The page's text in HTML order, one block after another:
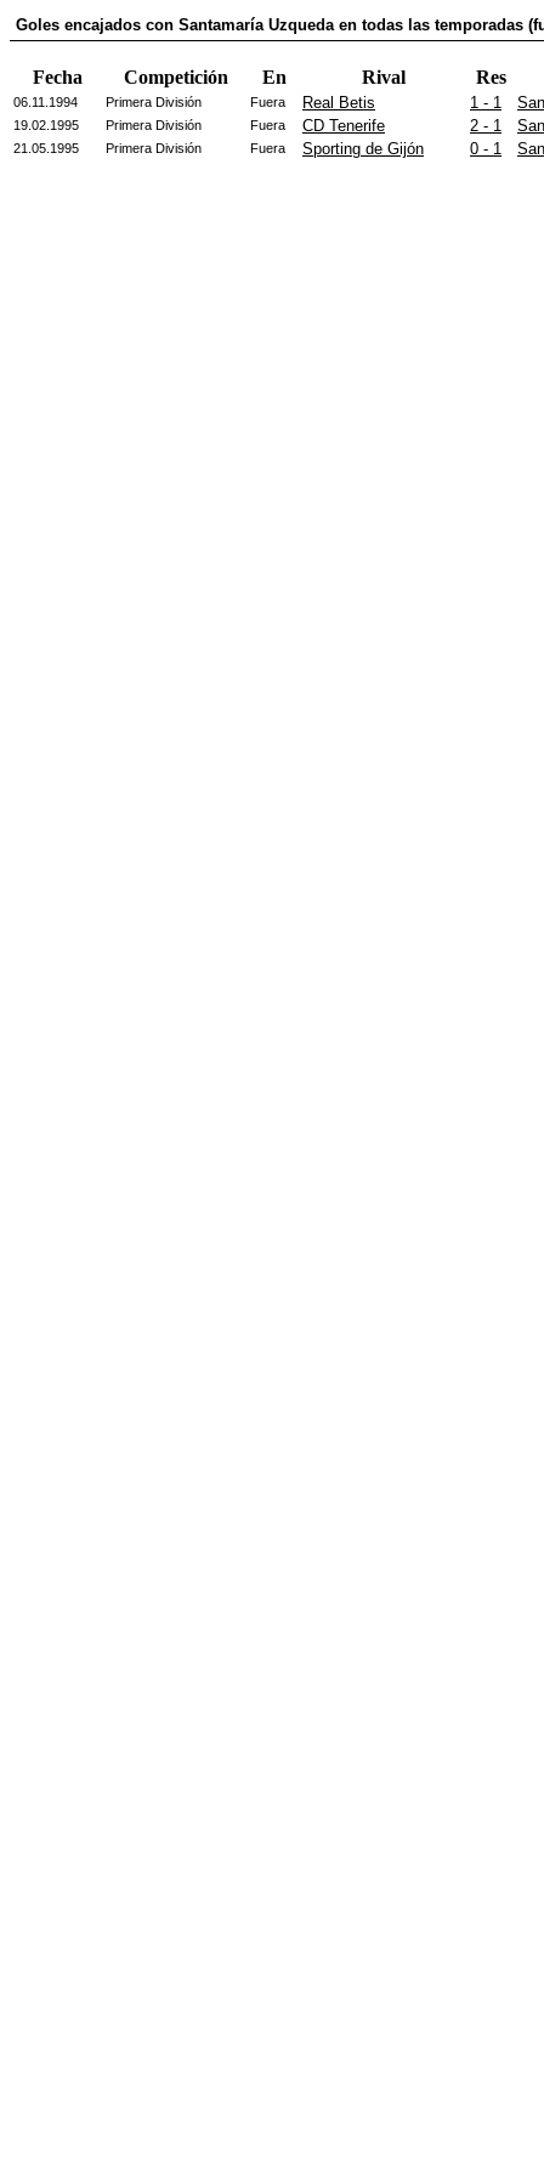
Goles encajados con Santamaría Uzqueda en todas las temporadas
Fecha Competición En Rival Res
06.11.1994 Primera División Fuera Real Betis 1 - 1
19.02.1995 Primera División Fuera CD Tenerife 2 - 1
21.05.1995 Primera División Fuera Sporting de Gijón 0 - 1